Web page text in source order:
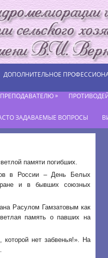
ДОПОЛНИТЕЛЬНОЕ
ПРЕПОДАВАТЕЛЮ»
ЗАДАВАЕМЫЕ ВОПРОСЫ
памяти погибших.
в России – День Белых
и в бывших союзных
Расулом Гамзатовым как
память о павших на
нет забвенья!». На